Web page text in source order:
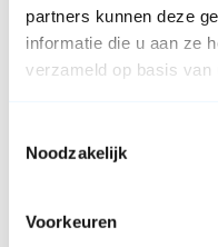
partners kunnen deze
informatie die u aan ze
verzameld op basis van
Noodzakelijk
Voorkeuren